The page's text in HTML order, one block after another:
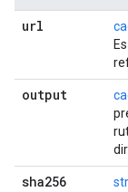
url
output
sha256